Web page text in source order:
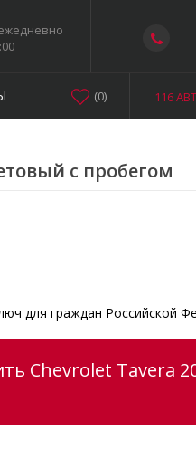
116
(0)
с пробегом
для граждан Российской
Chevrolet Tavera